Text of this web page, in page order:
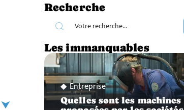
Recherche
Les immanquables
Entreprise
Quelles sont les machines